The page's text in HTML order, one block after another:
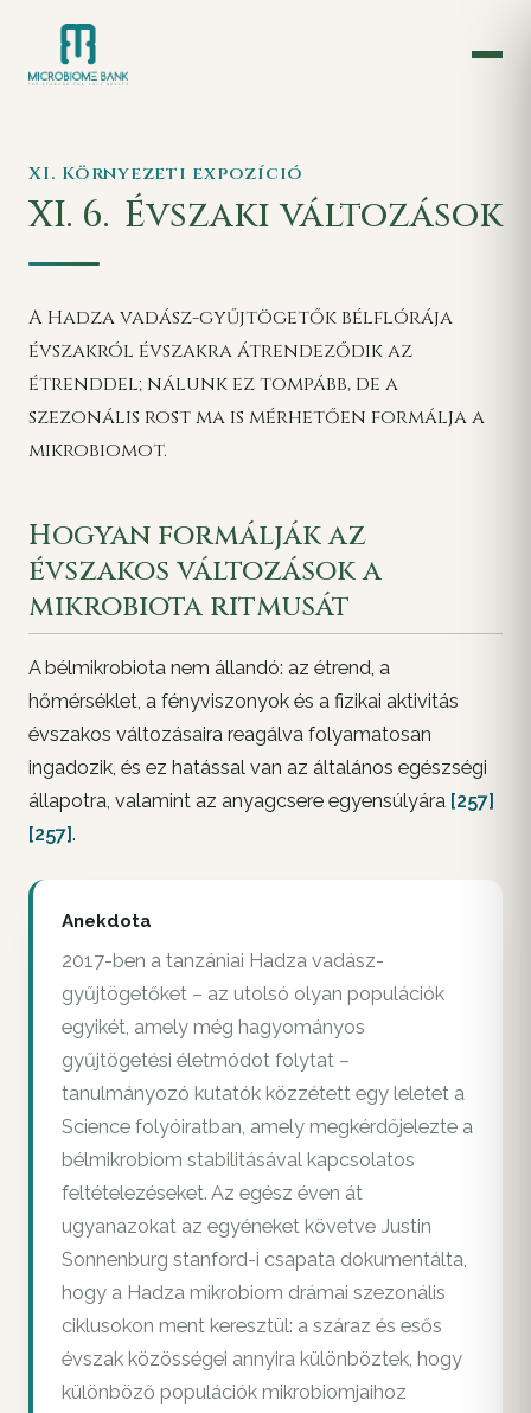
XI. Környezeti expozíció
XI. 6. Évszaki változások
A Hadza vadász-gyűjtögetők bélflórája
évszakról évszakra átrendeződik az
étrenddel; nálunk ez tompább, de a
szezonális rost ma is mérhetően formálja a
mikrobiomot.
Hogyan formálják az
évszakos változások a
mikrobiota ritmusát
A bélmikrobiota nem állandó: az étrend, a
hőmérséklet, a fényviszonyok és a fizikai aktivitás
évszakos változásaira reagálva folyamatosan
ingadozik, és ez hatással van az általános egészségi
állapotra, valamint az anyagcsere egyensúlyára [257]
[257].
Anekdota
2017-ben a tanzániai Hadza vadász-
gyűjtögetőket – az utolsó olyan populációk
egyikét, amely még hagyományos
gyűjtögetési életmódot folytat –
tanulmányozó kutatók közzétett egy leletet a
Science folyóiratban, amely megkérdőjelezte a
bélmikrobiom stabilitásával kapcsolatos
feltételezéseket. Az egész éven át
ugyanazokat az egyéneket követve Justin
Sonnenburg stanford-i csapata dokumentálta,
hogy a Hadza mikrobiom drámai szezonális
ciklusokon ment keresztül: a száraz és esős
évszak közösségei annyira különböztek, hogy
különböző populációk mikrobiomjaihoz